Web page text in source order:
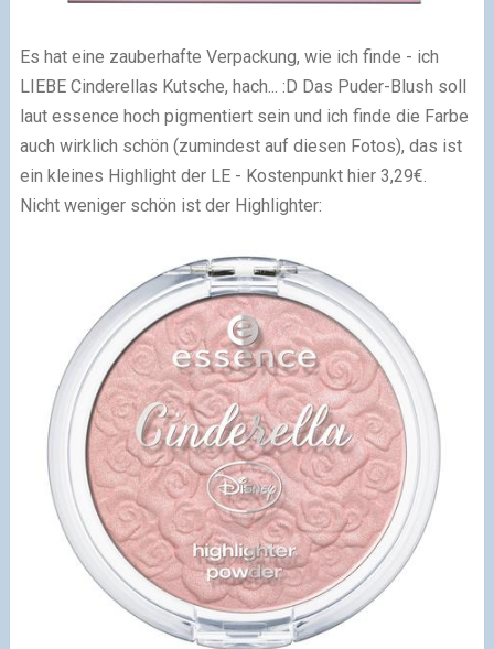
Es hat eine zauberhafte Verpackung, wie ich finde - ich
LIEBE Cinderellas Kutsche, hach... :D Das Puder-Blush soll
laut essence hoch pigmentiert sein und ich finde die Farbe
auch wirklich schön (zumindest auf diesen Fotos), das ist
ein kleines Highlight der LE - Kostenpunkt hier 3,29€.
Nicht weniger schön ist der Highlighter: